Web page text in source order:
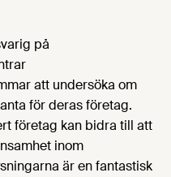
på
att undersöka om
för deras företag.
företag kan bidra till att
inom
är en fantastisk